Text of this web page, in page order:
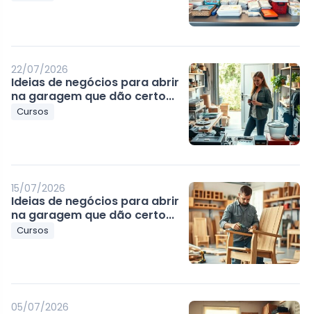
22/07/2026
Ideias de negócios para abrir
na garagem que dão certo...
Cursos
15/07/2026
Ideias de negócios para abrir
na garagem que dão certo...
Cursos
05/07/2026